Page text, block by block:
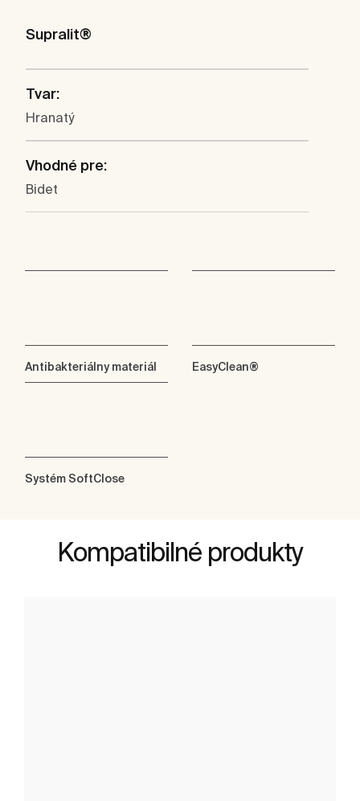
Supralit®
Tvar:
Hranatý
Vhodné pre:
Bidet
Antibakteriálny materiál EasyClean®
Systém SoftClose
Kompatibilné produkty